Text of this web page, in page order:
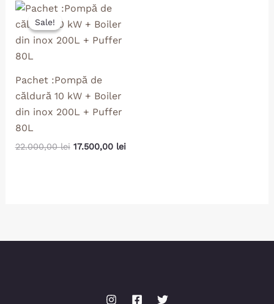
Sale!
Sale!
Pachet :Pompă de
căldură 10 kW + Boiler
din inox 200L + Puffer
80L
22.000,00lei
Prețul
inițial
a
fost:
17.500,00 lei